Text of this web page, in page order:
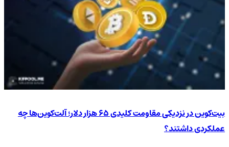
بیت‌کوین در نزدیکی مقاومت کلیدی ۶۵ هزار دلار؛ آلت‌کوین‌ها چه
عملکردی داشتند؟